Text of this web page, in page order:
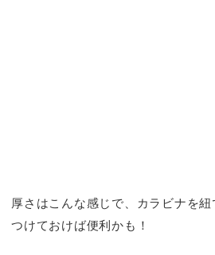
厚さはこんな感じで、カラビナを
つけておけば便利かも！